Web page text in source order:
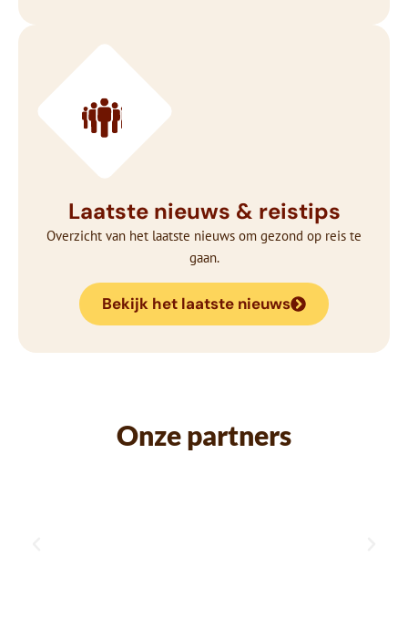
Laatste nieuws & reistips
Overzicht van het laatste nieuws om gezond op reis te
gaan.
Bekijk het laatste nieuws
Onze partners